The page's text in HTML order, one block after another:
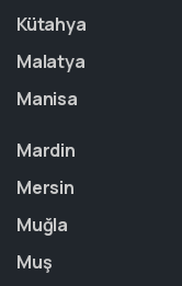
Kütahya
Malatya
Manisa
Mardin
Mersin
Muğla
Muş